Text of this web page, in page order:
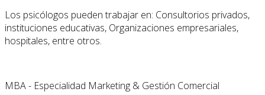
Los psicólogos pueden trabajar en: Consultorios privados,
instituciones educativas, Organizaciones empresariales,
hospitales, entre otros.
MBA - Especialidad Marketing & Gestión Comercial